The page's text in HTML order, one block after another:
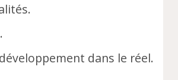
dans le réel.